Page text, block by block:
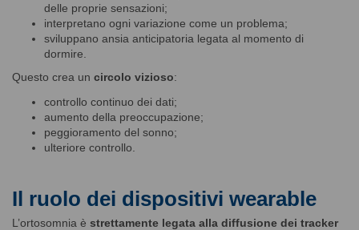
delle proprie sensazioni;
interpretano ogni variazione come un problema;
sviluppano ansia anticipatoria legata al momento di
dormire.
Questo crea un circolo vizioso:
controllo continuo dei dati;
aumento della preoccupazione;
peggioramento del sonno;
ulteriore controllo.
Il ruolo dei dispositivi wearable
L’ortosomnia è strettamente legata alla diffusione dei tracker